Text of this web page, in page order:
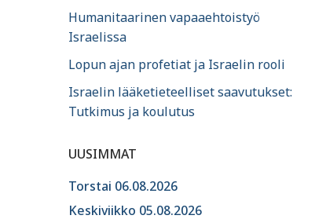
Humanitaarinen vapaaehtoistyö
Israelissa
Lopun ajan profetiat ja Israelin rooli
Israelin lääketieteelliset saavutukset:
Tutkimus ja koulutus
UUSIMMAT
Torstai 06.08.2026
Keskiviikko 05.08.2026